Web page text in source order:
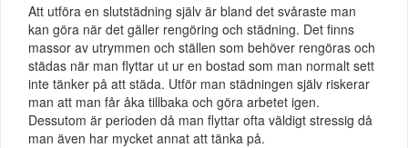
Att utföra en slutstädning själv är bland det svåraste man
kan göra när det gäller rengöring och städning. Det finns
massor av utrymmen och ställen som behöver rengöras och
städas när man flyttar ut ur en bostad som man normalt sett
inte tänker på att städa. Utför man städningen själv riskerar
man att man får åka tillbaka och göra arbetet igen.
Dessutom är perioden då man flyttar ofta väldigt stressig då
man även har mycket annat att tänka på.